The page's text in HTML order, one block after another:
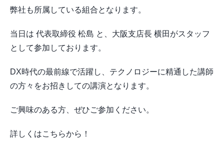
弊社も所属している組合となります。
当日は 代表取締役 松島 と、大阪支店長 横田がスタッフ
として参加しております。
DX時代の最前線で活躍し、テクノロジーに精通した講師
の方々をお招きしての講演となります。
ご興味のある方、ぜひご参加ください。
詳しくはこちらから！